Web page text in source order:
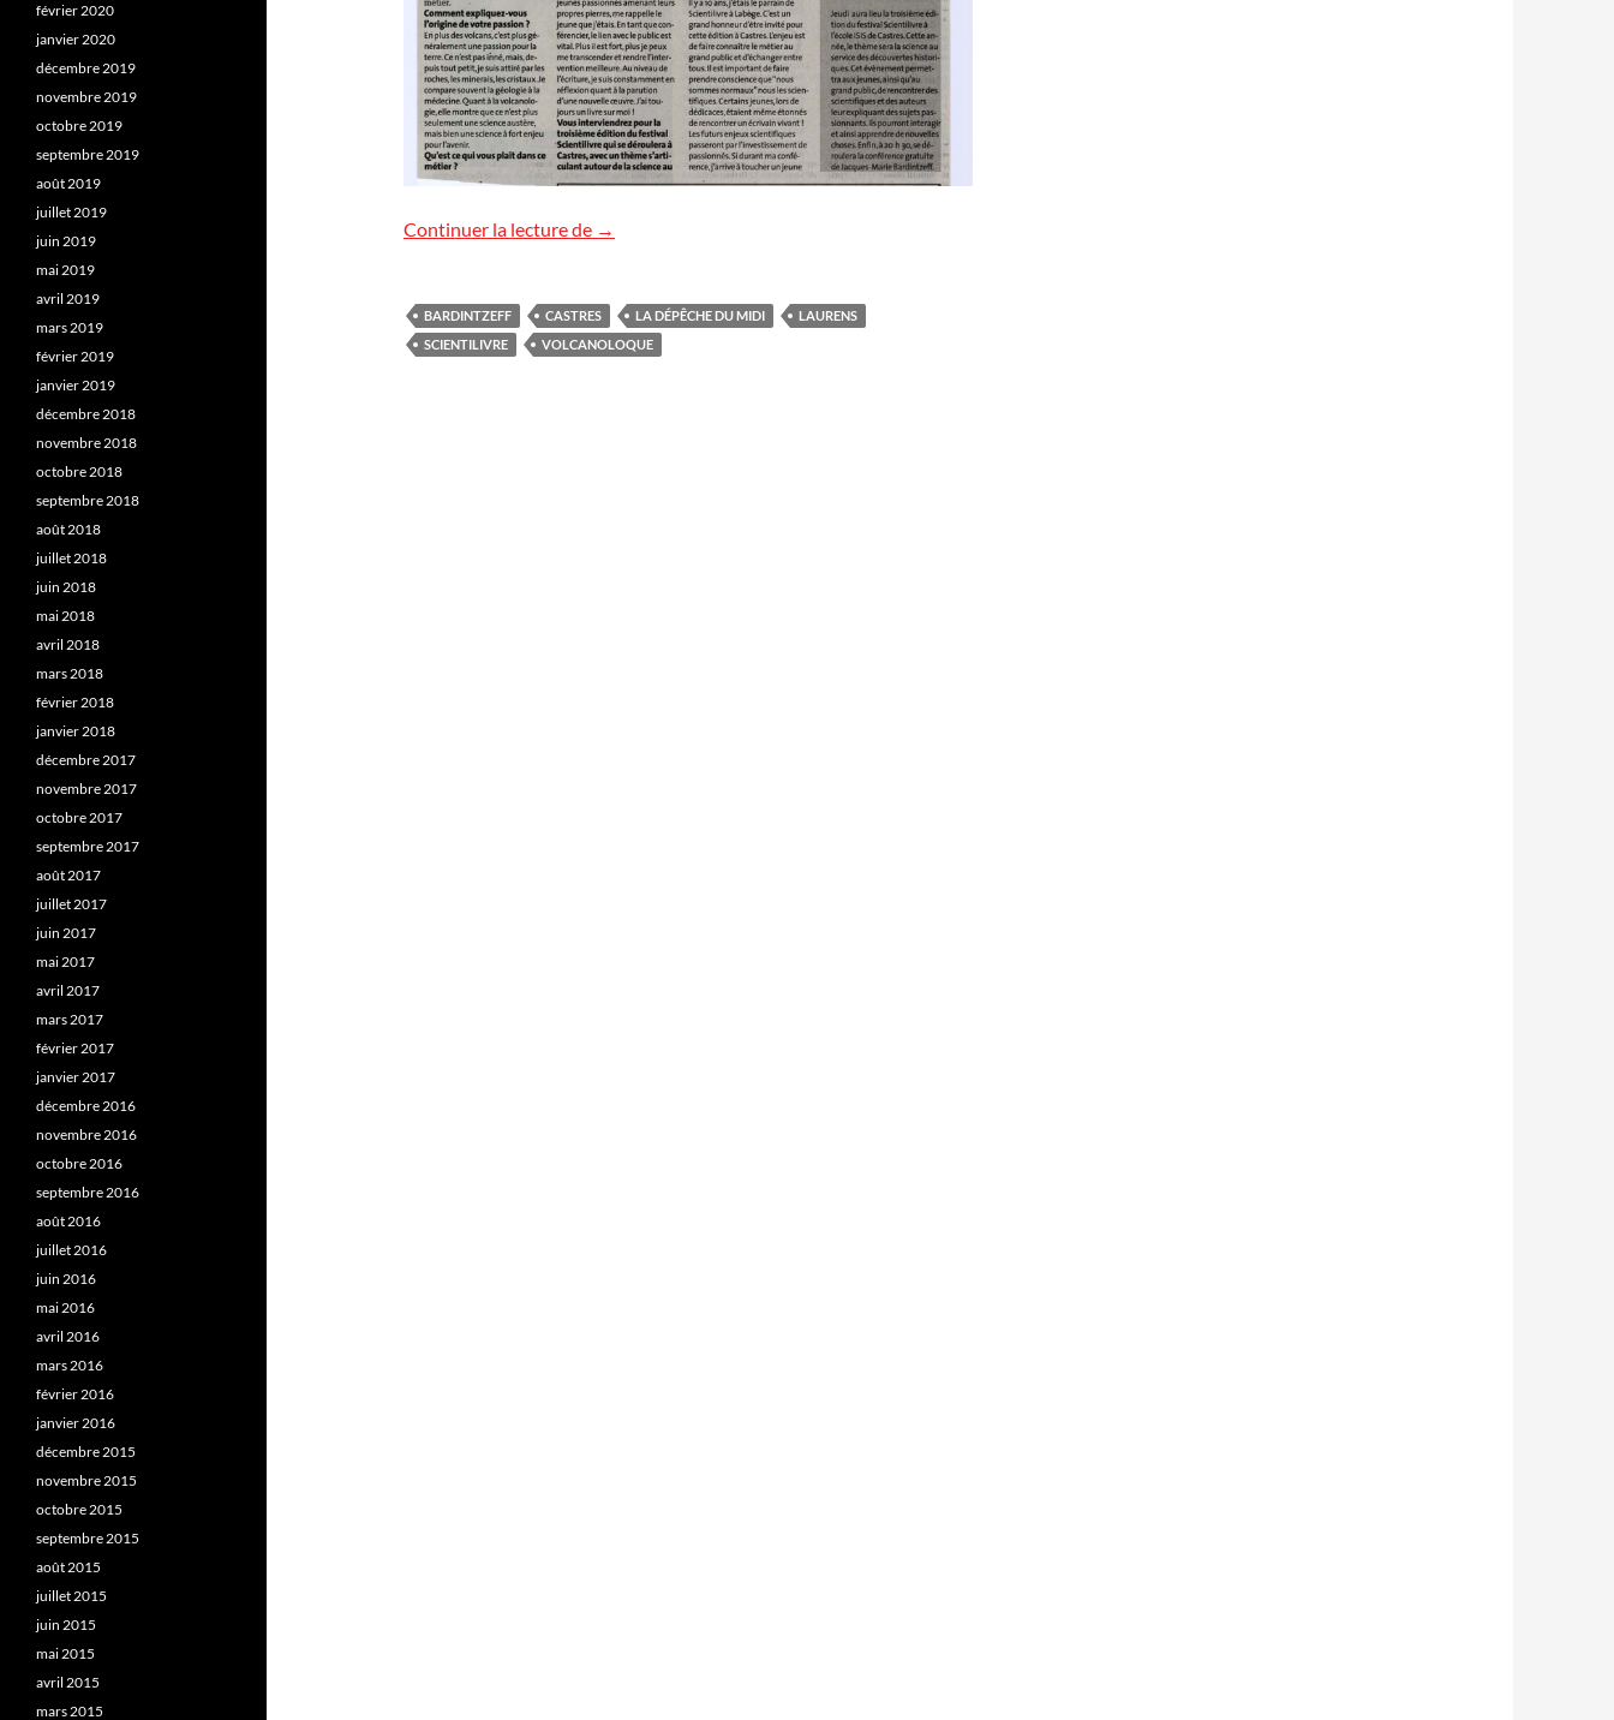
Continuer la lecture de Nous avons besoin de jeunes passionnés
→
BARDINTZEFF CASTRES LA DÉPÊCHE DU MIDI
LAURENS
SCIENTILIVRE
VOLCANOLOQUE
février 2020
janvier 2020
décembre 2019
novembre 2019
octobre 2019
septembre 2019
août 2019
juillet 2019
juin 2019
mai 2019
avril 2019
mars 2019
février 2019
janvier 2019
décembre 2018
novembre 2018
octobre 2018
septembre 2018
août 2018
juillet 2018
juin 2018
mai 2018
avril 2018
mars 2018
février 2018
janvier 2018
décembre 2017
novembre 2017
octobre 2017
septembre 2017
août 2017
juillet 2017
juin 2017
mai 2017
avril 2017
mars 2017
février 2017
janvier 2017
décembre 2016
novembre 2016
octobre 2016
septembre 2016
août 2016
juillet 2016
juin 2016
mai 2016
avril 2016
mars 2016
février 2016
janvier 2016
décembre 2015
novembre 2015
octobre 2015
septembre 2015
août 2015
juillet 2015
juin 2015
mai 2015
avril 2015
mars 2015